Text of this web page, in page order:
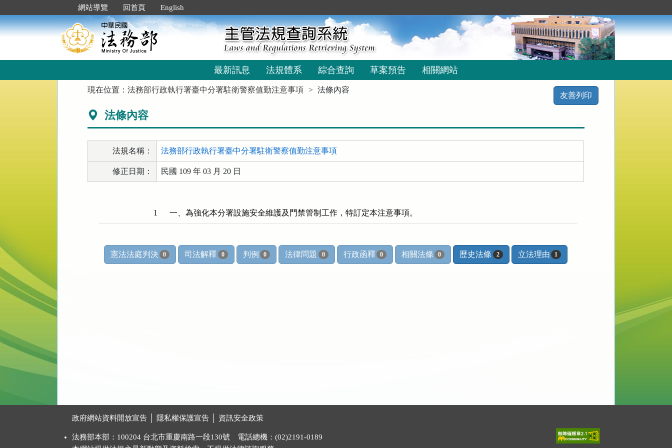
到
主
要
網站導覽 回首頁 English
最新訊息 法規體系 綜合查詢 草案預告 相關網站
現在位置：法務部行政執行署臺中分署駐衛警察值勤注意事項 法條內容
友善列印
法條內容
法規名稱： 法務部行政執行署臺中分署駐衛警察值勤注意事項
修正日期： 民國 109 年 03 月 20 日
1 一、為強化本分署設施安全維護及門禁管制工作，特訂定本注意事項。
憲法法庭判決 0 司法解釋 0 判例 0 法律問題 0 行政函釋 0 相關法條 0 歷史法條 2 立法理由 1
政府網站資料開放宣告 隱私權保護宣告 資訊安全政策
法務部本部：100204 台北市重慶南路一段130號 電話總機：(02)2191-0189